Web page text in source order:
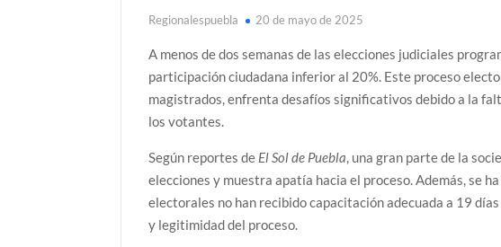
Regionalespuebla 20 de mayo de 2025
A menos de dos semanas de las elecciones judiciales
participación ciudadana inferior al 20%. Este proceso
magistrados, enfrenta desafíos significativos debido a la
los votantes.
Según reportes de El Sol de Puebla, una gran parte de la
elecciones y muestra apatía hacia el proceso.Además, se
electorales no han recibido capacitación adecuada a 19
y legitimidad del proceso.